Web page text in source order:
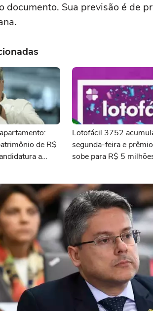
documento. Sua previsão é de
de R$
a
Lotofácil 3752
segunda-feira e
sobe para R$ 5